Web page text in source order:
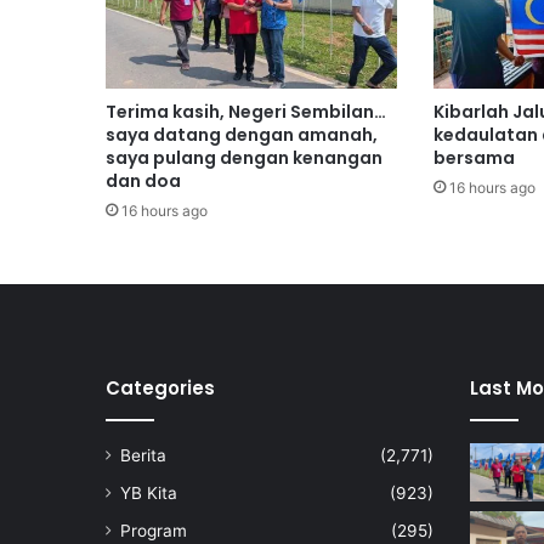
e
r
i
m
a
m
b
r
d
Terima kasih, Negeri Sembilan…
saya datang dengan amanah,
saya pulang dengan kenangan
dan doa
16 hours ago
Kibarlah
kedaulatan
bersama
16 hours ago
Categories
Berita
(2,771)
YB Kita
(923)
Program
(295)
Last